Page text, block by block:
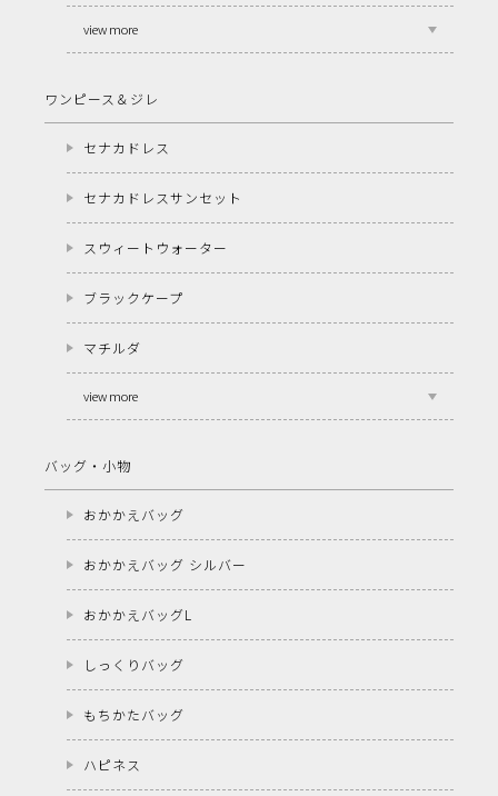
view more
ワンピース＆ジレ
セナカドレス
セナカドレスサンセット
スウィートウォーター
ブラックケープ
マチルダ
view more
バッグ・小物
おかかえバッグ
おかかえバッグ シルバー
おかかえバッグL
しっくりバッグ
もちかたバッグ
ハピネス